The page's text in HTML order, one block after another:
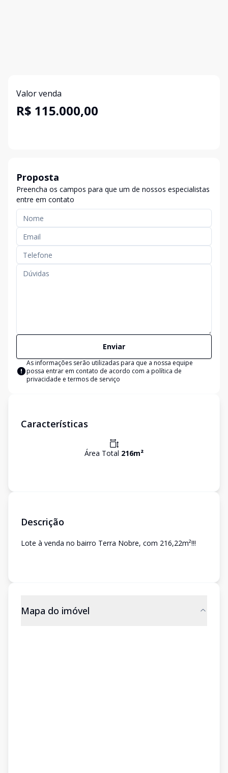
Valor venda
R$ 115.000,00
Proposta
Preencha os campos para que um de nossos especialistas
entre em contato
Enviar
As informações serão utilizadas para que a nossa equipe
possa entrar em contato de acordo com a política de
privacidade e termos de serviço
Características
Área Total 216m²
Descrição
Lote à venda no bairro Terra Nobre, com 216,22m²!!!
Mapa do imóvel